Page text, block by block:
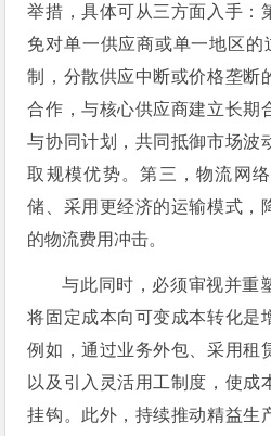
举措，具体可从三方面入手：
免对单一供应商或单一地区的
制，分散供应中断或价格垄断
合作，与核心供应商建立长期
与协同计划，共同抵御市场波
取规模优势。第三，物流网
储、采用更经济的运输模式，
的物流费用冲击。
与此同时，必须审视并重
将固定成本向可变成本转化是
例如，通过业务外包、采用租
以及引入灵活用工制度，使成
挂钩。此外，持续推动精益生